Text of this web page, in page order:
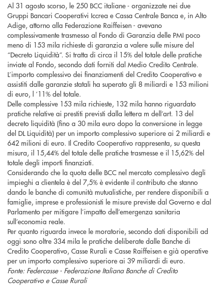
Al 31 agosto scorso, le 250 BCC italiane - organizzate nei due
Gruppi Bancari Cooperativi Iccrea e Cassa Centrale Banca e, in Alto
Adige, attorno alla Federazione Raiffeisen - avevano
complessivamente trasmesso al Fondo di Garanzia delle PMI poco
meno di 153 mila richieste di garanzia a valere sulle misure del
“Decreto Liquidità”. Si tratta di circa il 15% del totale delle pratiche
inviate al Fondo, secondo dati forniti dal Medio Credito Centrale.
L’importo complessivo dei finanziamenti del Credito Cooperativo e
assistiti dalle garanzie statali ha superato gli 8 miliardi e 153 milioni
di euro, l ’11% del totale.
Delle complessive 153 mila richieste, 132 mila hanno riguardato
pratiche relative ai prestiti previsti dalla lettera m dell’art. 13 del
decreto liquidità (fino a 30 mila euro dopo la conversione in legge
del DL Liquidità) per un importo complessivo superiore ai 2 miliardi e
642 milioni di euro. Il Credito Cooperativo rappresenta, su questa
misura, il 15,44% del totale delle pratiche trasmesse e il 15,62% del
totale degli importi finanziati.
Considerando che la quota delle BCC nel mercato complessivo degli
impieghi a clientela è del 7,5% è evidente il contributo che stanno
dando le banche di comunità mutualistiche, per rendere disponibili a
famiglie, imprese e professionisti le misure previste dal Governo e dal
Parlamento per mitigare l’impatto dell’emergenza sanitaria
sull’economia reale.
Per quanto riguarda invece le moratorie, secondo dati disponibili ad
oggi sono oltre 334 mila le pratiche deliberate dalle Banche di
Credito Cooperativo, Casse Rurali e Casse Raiffeisen e già operative
per un importo complessivo superiore ai 39 miliardi di euro.
Fonte: Federcasse - Federazione Italiana Banche di Credito
Cooperativo e Casse Rurali